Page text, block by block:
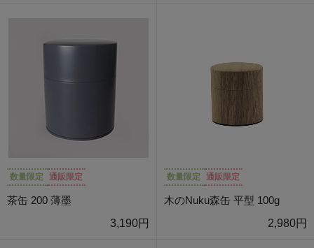
数量限定 通販限定
茶缶 200 薄墨
3,190円
数量限定 通販限定
木のNuku森缶 平型 100g
2,980円